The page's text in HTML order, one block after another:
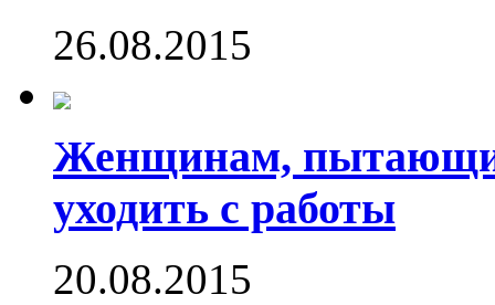
26.08.2015
Женщинам,
уходить с работы
20.08.2015